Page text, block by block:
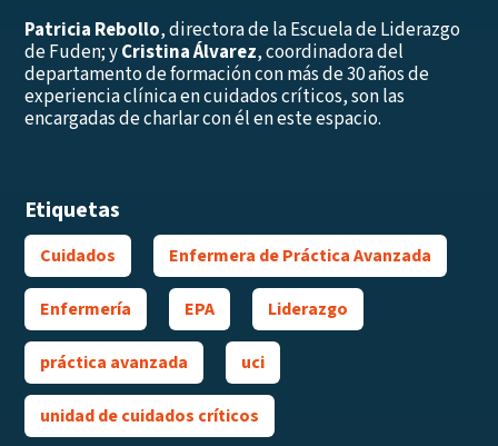
Patricia Rebollo, directora de la Escuela de Liderazgo
de Fuden; yCristina Álvarez, coordinadora del
departamento de formación con más de 30 años de
experiencia clínica en cuidados críticos, son las
encargadas de charlar con él en este espacio.
Etiquetas
Cuidados Enfermera de Práctica Avanzada
Enfermería EPA Liderazgo
práctica avanzada uci
unidad de cuidados críticos